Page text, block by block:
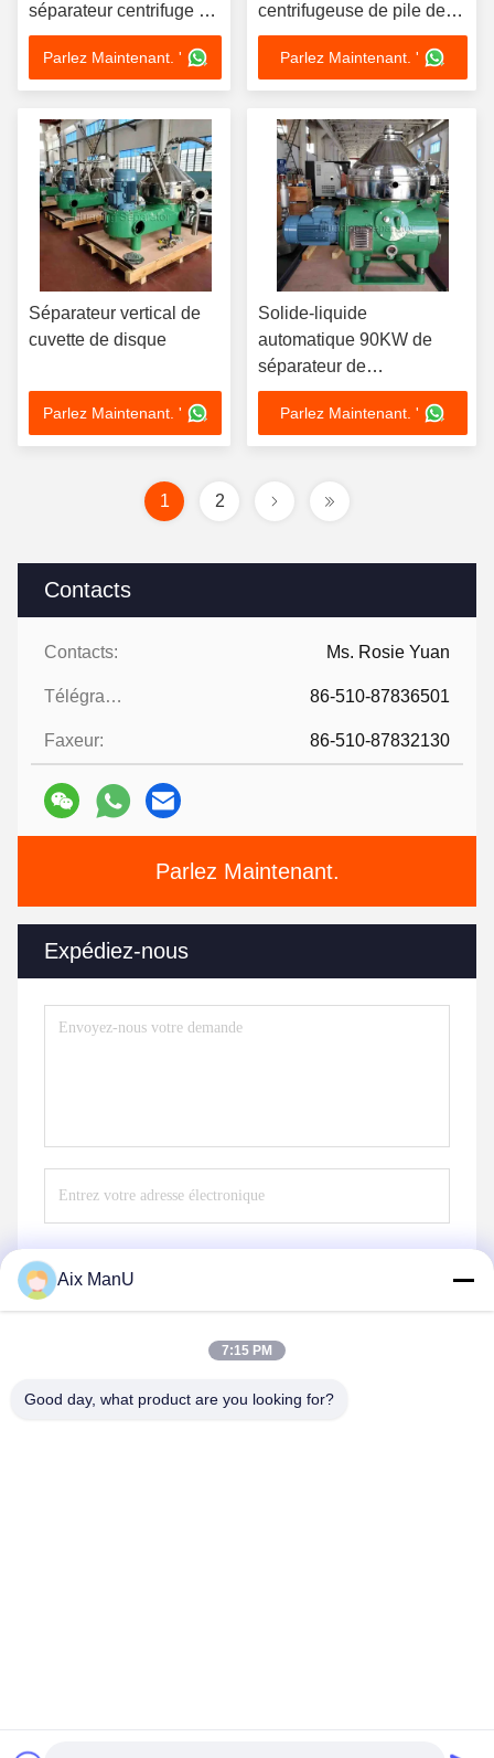
Contacts
Contacts: Ms. Rosie Yuan
Télégramme: 86-510-87836501
Faxeur: 86-510-87832130
Parlez Maintenant.
Expédiez-nous
séparateur centrifuge de
pile de disques du
séparateur CIP de filtre
Parlez Maintenant. '
centrifugeuse de pile de
disques de séparateur du
filtre 37KW
Parlez Maintenant. '
Séparateur vertical de
cuvette de disque
Parlez Maintenant. '
Solide-liquide
automatique 90KW de
séparateur de
centrifugeuse de cuvette
de disque de la nourriture
440V
Parlez Maintenant. '
1 2
Aix ManU
7:15 PM
Good day, what product are you looking for?